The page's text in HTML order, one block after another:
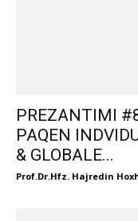
PREZANTIMI
PAQEN
& GLOBALE...
Prof.Dr.Hfz. Hajredin